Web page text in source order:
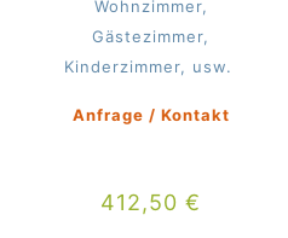
Wohnzimmer,
Gästezimmer,
Kinderzimmer, usw.
Anfrage / Kontakt
412,50€